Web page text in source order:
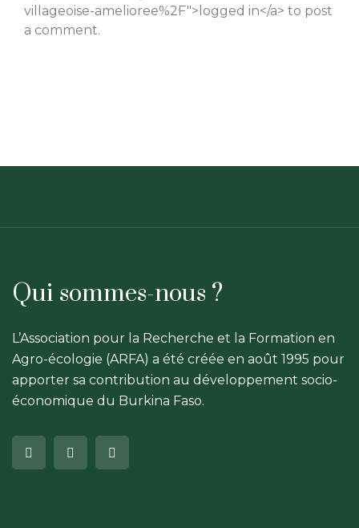
villageoise-amelioree%2F">logged in</a> to post
a comment.
Qui sommes-nous ?
L’Association pour la Recherche et la Formation en
Agro-écologie (ARFA) a été créée en août 1995 pour
apporter sa contribution au développement socio-
économique du Burkina Faso.